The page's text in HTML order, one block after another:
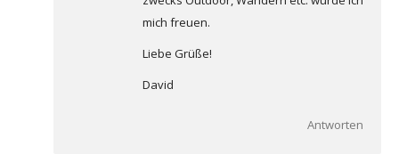
mich freuen.
Liebe Grüße!
David
Antworten